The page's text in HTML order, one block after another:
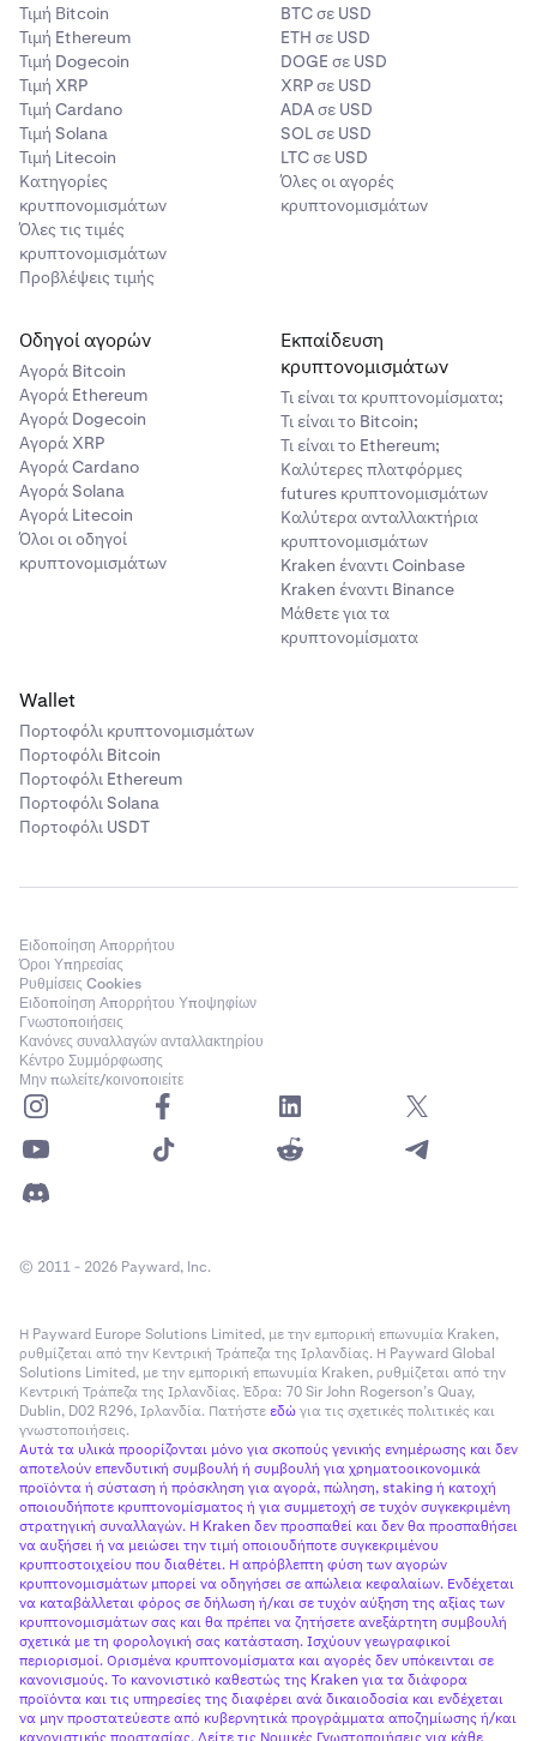
Τιμή Βitcoin
Τιμή Ethereum
Τιμή Dogecoin
Τιμή XRP
Τιμή Cardano
Τιμή Solana
Τιμή Litecoin
Κατηγορίες
κρυτπονομισμάτων
Όλες τις τιμές
κρυπτονομισμάτων
Προβλέψεις τιμής
BTC σε USD
ETH σε USD
DOGE σε USD
XRP σε USD
ADA σε USD
SOL σε USD
LTC σε USD
Όλες οι αγορές
κρυπτονομισμάτων
Οδηγοί αγορών
Αγορά Bitcoin
Αγορά Ethereum
Αγορά Dogecoin
Αγορά XRP
Αγορά Cardano
Αγορά Solana
Αγορά Litecoin
Όλοι οι οδηγοί
κρυπτονομισμάτων
Εκπαίδευση
κρυπτονομισμάτων
Τι είναι τα κρυπτονομίσματα;
Τι είναι το Bitcoin;
Τι είναι το Ethereum;
Καλύτερες πλατφόρμες
futures κρυπτονομισμάτων
Καλύτερα ανταλλακτήρια
κρυπτονομισμάτων
Kraken έναντι Coinbase
Kraken έναντι Binance
Μάθετε για τα
κρυπτονομίσματα
Wallet
Πορτοφόλι κρυπτονομισμάτων
Πορτοφόλι Bitcoin
Πορτοφόλι Ethereum
Πορτοφόλι Solana
Πορτοφόλι USDT
Ειδοποίηση Απορρήτου
Όροι Υπηρεσίας
Ρυθμίσεις Cookies
Ειδοποίηση Απορρήτου Υποψηφίων
Γνωστοποιήσεις
Κανόνες συναλλαγών ανταλλακτηρίου
Κέντρο Συμμόρφωσης
Μην πωλείτε/κοινοποιείτε
© 2011 - 2026 Payward, Inc.
Η Payward Europe Solutions Limited, με την εμπορική επωνυμία Kraken,
ρυθμίζεται από την Κεντρική Τράπεζα της Ιρλανδίας. Η Payward Global
Solutions Limited, με την εμπορική επωνυμία Kraken, ρυθμίζεται από την
Κεντρική Τράπεζα της Ιρλανδίας. Έδρα: 70 Sir John Rogerson’s Quay,
Dublin, D02 R296, Ιρλανδία. Πατήστεεδώγια τις σχετικές πολιτικές και
γνωστοποιήσεις.
Αυτά τα υλικά προορίζονται μόνο για σκοπούς γενικής ενημέρωσης και δεν
αποτελούν επενδυτική συμβουλή ή συμβουλή για χρηματοοικονομικά
προϊόντα ή σύσταση ή πρόσκληση για αγορά, πώληση, staking ή κατοχή
οποιουδήποτε κρυπτονομίσματος ή για συμμετοχή σε τυχόν συγκεκριμένη
στρατηγική συναλλαγών. Η Kraken δεν προσπαθεί και δεν θα προσπαθήσει
να αυξήσει ή να μειώσει την τιμή οποιουδήποτε συγκεκριμένου
κρυπτοστοιχείου που διαθέτει. Η απρόβλεπτη φύση των αγορών
κρυπτονομισμάτων μπορεί να οδηγήσει σε απώλεια κεφαλαίων. Ενδέχεται
να καταβάλλεται φόρος σε δήλωση ή/και σε τυχόν αύξηση της αξίας των
κρυπτονομισμάτων σας και θα πρέπει να ζητήσετε ανεξάρτητη συμβουλή
σχετικά με τη φορολογική σας κατάσταση. Ισχύουν γεωγραφικοί
περιορισμοί. Ορισμένα κρυπτονομίσματα και αγορές δεν υπόκεινται σε
κανονισμούς. Το κανονιστικό καθεστώς της Kraken για τα διάφορα
προϊόντα και τις υπηρεσίες της διαφέρει ανά δικαιοδοσία και ενδέχεται
να μην προστατεύεστε από κυβερνητικά προγράμματα αποζημίωσης ή/και